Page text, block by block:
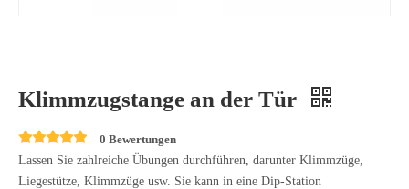
Klimmzugstange an der Tür
0 Bewertungen
Lassen Sie zahlreiche Übungen durchführen, darunter Klimmzüge,
Liegestütze, Klimmzüge usw. Sie kann in eine Dip-Station